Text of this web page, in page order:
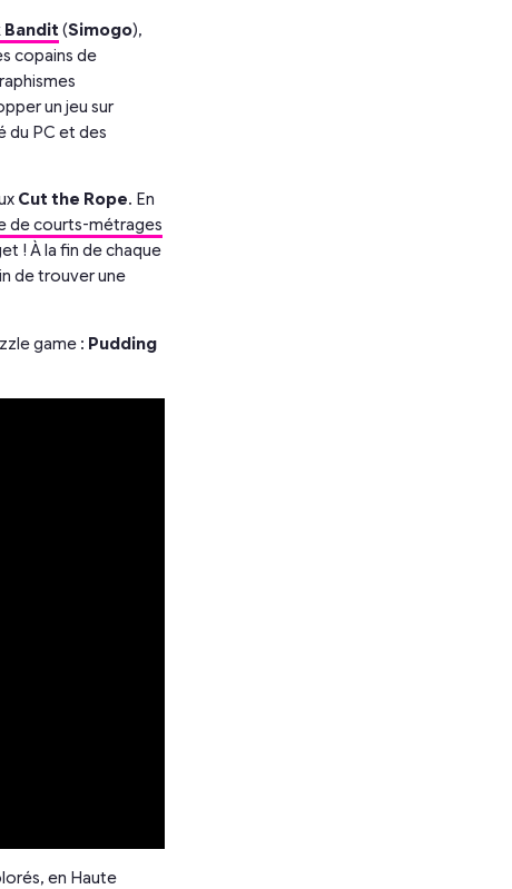
Bandit (Simogo),
copains de
un jeu sur
du PC et des
Cut the Rope. En
de courts-métrages
! À la fin de chaque
de trouver une
game : Pudding
en Haute